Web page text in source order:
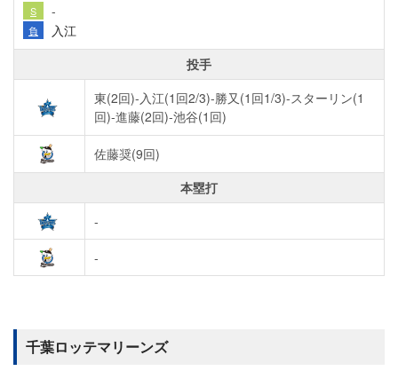
S -
負
入江
投手
東(2回)-入江(1回2/3)-勝又(1回1/3)-スターリン(1
回)-進藤(2回)-池谷(1回)
佐藤奨(9回)
本塁打
-
-
千葉ロッテマリーンズ